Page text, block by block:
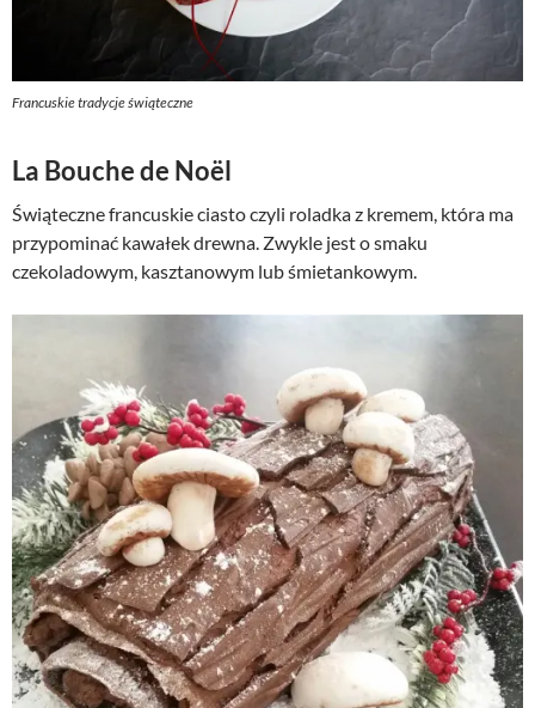
Francuskie tradycje świąteczne
La Bouche de Noël
Świąteczne francuskie ciasto czyli roladka z kremem, która ma
przypominać kawałek drewna. Zwykle jest o smaku
czekoladowym, kasztanowym lub śmietankowym.